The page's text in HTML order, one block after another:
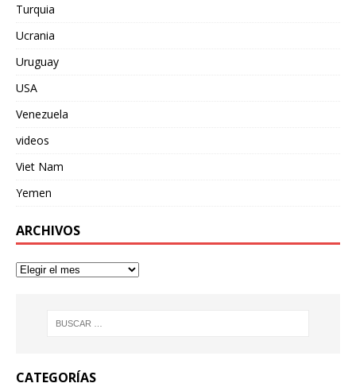
Turquia
Ucrania
Uruguay
USA
Venezuela
videos
Viet Nam
Yemen
ARCHIVOS
CATEGORÍAS